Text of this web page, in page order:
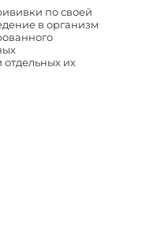
по своей
в организм
их